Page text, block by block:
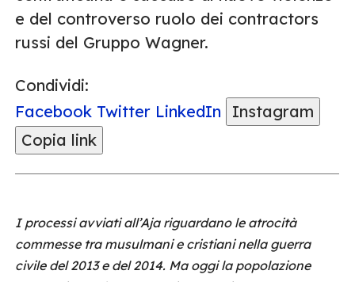
e del controverso ruolo dei contractors
russi del Gruppo Wagner.
Condividi:
Facebook Twitter LinkedIn
Instagram
Copia link
I processi avviati all’Aja riguardano le atrocità
commesse tra musulmani e cristiani nella guerra
civile del 2013 e del 2014. Ma oggi la popolazione